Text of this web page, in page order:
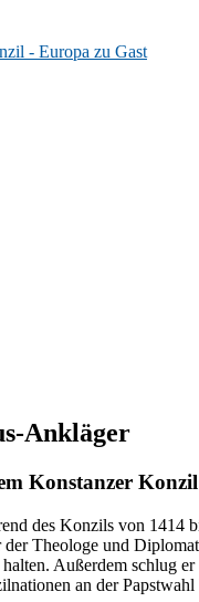
Ankläger
Konstanzer Konzil
des Konzils von
der Theologe und
Außerdem schlug
an der